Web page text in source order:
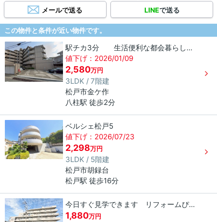
メールで送る LINEで送る
この物件と条件が近い物件です。
駅チカ3分 生活便利な都会暮らし レクセルマンション新八柱
値下げ：2026/01/09
2,580万円
3LDK / 7階建
松戸市金ケ作
八柱駅 徒歩2分
ベルシェ松戸5
値下げ：2026/07/23
2,298万円
3LDK / 5階建
松戸市胡録台
松戸駅 徒歩16分
今日すぐ見学できます リフォームぴかぴか ライフプラザ六実
1,880万円